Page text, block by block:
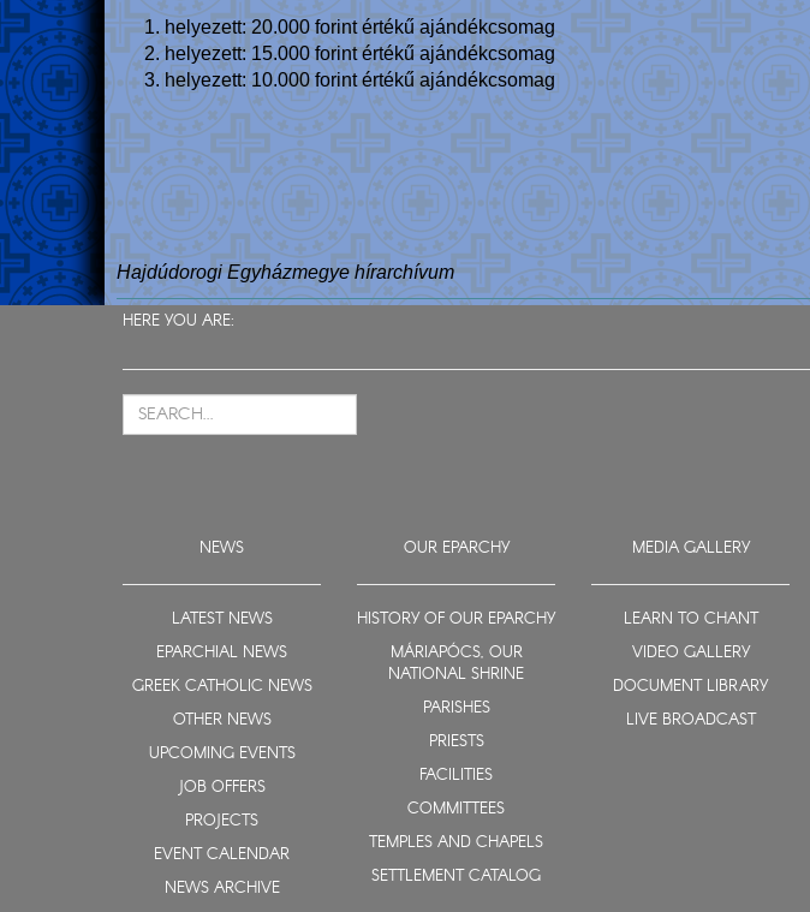
helyezett: 20.000 forint értékű ajándékcsomag
helyezett: 15.000 forint értékű ajándékcsomag
helyezett: 10.000 forint értékű ajándékcsomag
Hajdúdorogi Egyházmegye hírarchívum
HERE YOU ARE:
NEWS
LATEST NEWS
EPARCHIAL NEWS
GREEK CATHOLIC NEWS
OTHER NEWS
UPCOMING EVENTS
JOB OFFERS
PROJECTS
EVENT CALENDAR
NEWS ARCHIVE
OUR EPARCHY
HISTORY OF OUR EPARCHY
MÁRIAPÓCS, OUR
NATIONAL SHRINE
PARISHES
PRIESTS
FACILITIES
COMMITTEES
TEMPLES AND CHAPELS
SETTLEMENT CATALOG
MEDIA GALLERY
LEARN TO CHANT
VIDEO GALLERY
DOCUMENT LIBRARY
LIVE BROADCAST